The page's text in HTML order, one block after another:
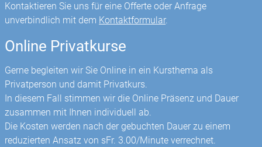
Kontaktieren Sie uns für eine Offerte oder Anfrage
unverbindlich mit dem Kontaktformular.
Online Privatkurse
Gerne begleiten wir Sie Online in ein Kursthema als
Privatperson und damit Privatkurs.
In diesem Fall stimmen wir die Online Präsenz und Dauer
zusammen mit Ihnen individuell ab.
Die Kosten werden nach der gebuchten Dauer zu einem
reduzierten Ansatz von sFr. 3.00/Minute verrechnet.